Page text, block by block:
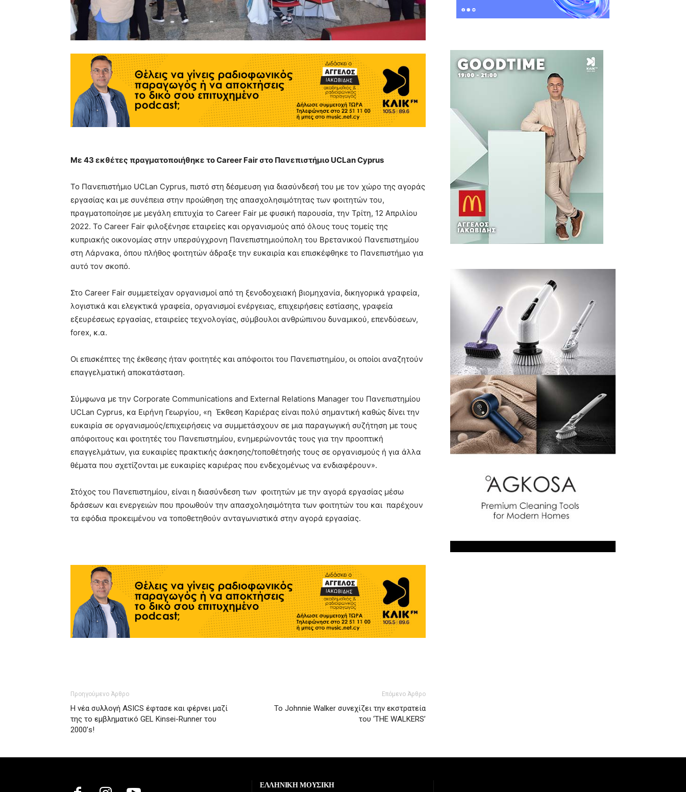
Με 43 εκθέτες πραγματοποιήθηκε το Career Fair στο Πανεπιστήμιο UCLan Cyprus
Το Πανεπιστήμιο UCLan Cyprus, πιστό στη δέσμευση για διασύνδεσή του με τον χώρο της αγοράς
εργασίας και με συνέπεια στην προώθηση της απασχολησιμότητας των φοιτητών του,
πραγματοποίησε με μεγάλη επιτυχία το Career Fair με φυσική παρουσία, την Τρίτη, 12 Απριλίου
2022. To Career Fair φιλοξένησε εταιρείες και οργανισμούς από όλους τους τομείς της
κυπριακής οικονομίας στην υπερσύγχρονη Πανεπιστημιούπολη του Βρετανικού Πανεπιστημίου
στη Λάρνακα, όπου πλήθος φοιτητών άδραξε την ευκαιρία και επισκέφθηκε το Πανεπιστήμιο για
αυτό τον σκοπό.
Στο Career Fair συμμετείχαν οργανισμοί από τη ξενοδοχειακή βιομηχανία, δικηγορικά γραφεία,
λογιστικά και ελεγκτικά γραφεία, οργανισμοί ενέργειας, επιχειρήσεις εστίασης, γραφεία
εξευρέσεως εργασίας, εταιρείες τεχνολογίας, σύμβουλοι ανθρώπινου δυναμικού, επενδύσεων,
forex, κ.α.
Οι επισκέπτες της έκθεσης ήταν φοιτητές και απόφοιτοι του Πανεπιστημίου, οι οποίοι αναζητούν
επαγγελματική αποκατάσταση.
Σύμφωνα με την Corporate Communications and External Relations Manager του Πανεπιστημίου
UCLan Cyprus, κα Ειρήνη Γεωργίου, «η Έκθεση Καριέρας είναι πολύ σημαντική καθώς δίνει την
ευκαιρία σε οργανισμούς/επιχειρήσεις να συμμετάσχουν σε μια παραγωγική συζήτηση με τους
απόφοιτους και φοιτητές του Πανεπιστημίου, ενημερώνοντάς τους για την προοπτική
επαγγελμάτων, για ευκαιρίες πρακτικής άσκησης/τοποθέτησής τους σε οργανισμούς ή για άλλα
θέματα που σχετίζονται με ευκαιρίες καριέρας που ενδεχομένως να ενδιαφέρουν».
Στόχος του Πανεπιστημίου, είναι η διασύνδεση των φοιτητών με την αγορά εργασίας μέσω
δράσεων και ενεργειών που προωθούν την απασχολησιμότητα των φοιτητών του και παρέχουν
τα εφόδια προκειμένου να τοποθετηθούν ανταγωνιστικά στην αγορά εργασίας.
Προηγούμενο Άρθρο
Η νέα συλλογή ASICS έφτασε και φέρνει μαζί
της το εμβληματικό GEL Kinsei-Runner του
2000’s!
Επόμενο Άρθρο
Το Johnnie Walker συνεχίζει την εκστρατεία
του ‘THE WALKERS’
ΕΛΛΗΝΙΚΗ ΜΟΥΣΙΚΗ